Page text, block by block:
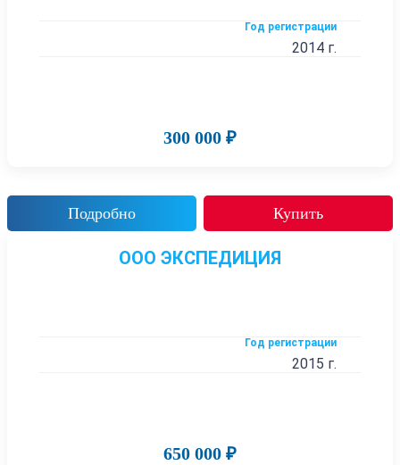
Год регистрации
2014 г.
300 000 ₽
Подробно Купить
ООО ЭКСПЕДИЦИЯ
Год регистрации
2015 г.
650 000 ₽